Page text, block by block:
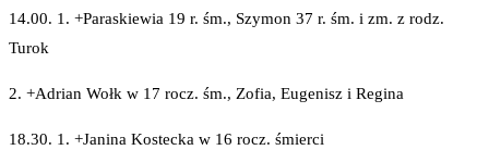
14.00. 1. +Paraskiewia 19 r. śm., Szymon 37 r. śm. i zm. z rodz.
Turok
2. +Adrian Wołk w 17 rocz. śm., Zofia, Eugenisz i Regina
18.30. 1. +Janina Kostecka w 16 rocz. śmierci